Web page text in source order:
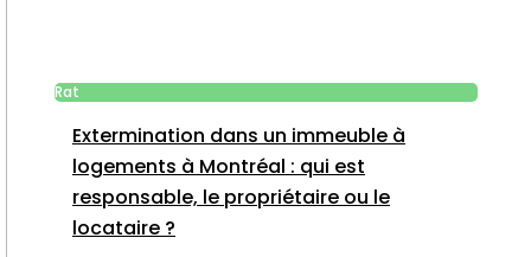
Rat
Extermination dans un immeuble à
logements à Montréal : qui est
responsable, le propriétaire ou le
locataire ?